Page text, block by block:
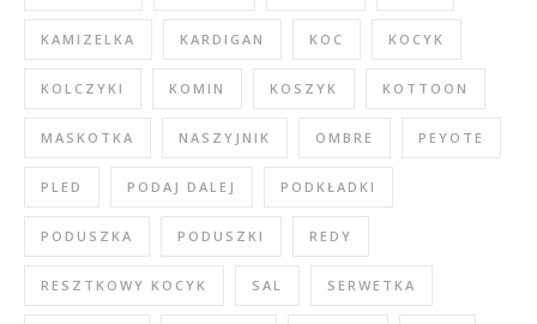
KAMIZELKA KARDIGAN KOC KOCYK
KOLCZYKI KOMIN KOSZYK KOTTOON
MASKOTKA NASZYJNIK OMBRE PEYOTE
PLED PODAJ DALEJ PODKŁADKI
PODUSZKA PODUSZKI REDY
RESZTKOWY KOCYK SAL SERWETKA